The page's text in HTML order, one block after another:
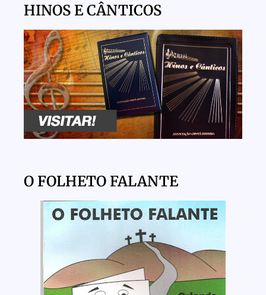
HINOS E CÂNTICOS
O FOLHETO FALANTE